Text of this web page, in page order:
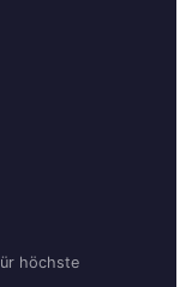
höchste